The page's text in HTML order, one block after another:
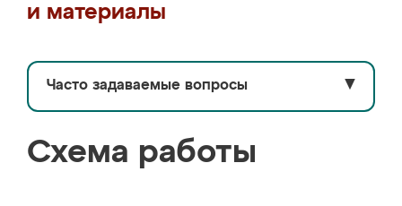
и материалы
Часто задаваемые вопросы ▼
Схема работы